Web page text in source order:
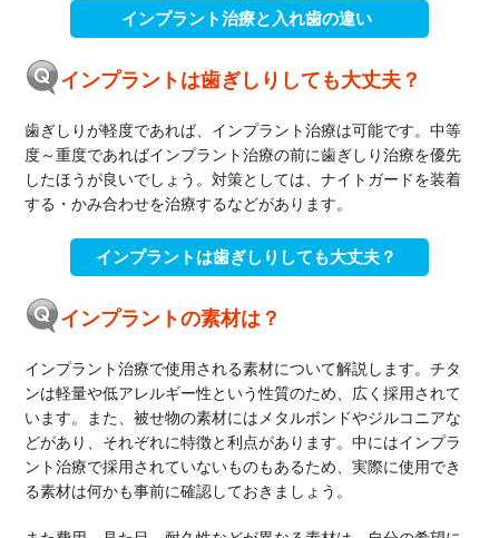
インプラント治療と入れ歯の違い
インプラントは歯ぎしりしても大丈夫？
歯ぎしりが軽度であれば、インプラント治療は可能です。中等
度～重度であればインプラント治療の前に歯ぎしり治療を優先
したほうが良いでしょう。対策としては、ナイトガードを装着
する・かみ合わせを治療するなどがあります。
インプラントは歯ぎしりしても大丈夫？
インプラントの素材は？
インプラント治療で使用される素材について解説します。チタ
ンは軽量や低アレルギー性という性質のため、広く採用されて
います。また、被せ物の素材にはメタルボンドやジルコニアな
どがあり、それぞれに特徴と利点があります。中にはインプラ
ント治療で採用されていないものもあるため、実際に使用でき
る素材は何かも事前に確認しておきましょう。